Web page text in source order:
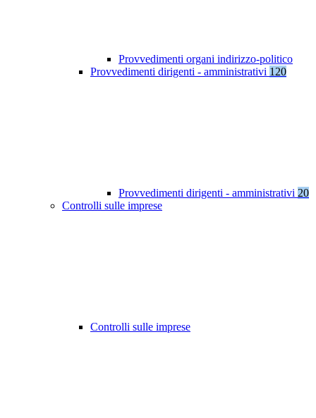
Provvedimenti organi indirizzo-politico
Provvedimenti dirigenti - amministrativi 120
Provvedimenti dirigenti - amministrativi 20
Controlli sulle imprese
Controlli sulle imprese